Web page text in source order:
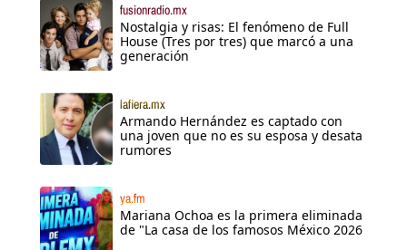
fusionradio.mx
Nostalgia y risas: El fenómeno de Full
House (Tres por tres) que marcó a una
generación
lafiera.mx
Armando Hernández es captado con
una joven que no es su esposa y desata
rumores
ya.fm
Mariana Ochoa es la primera eliminada
de "La casa de los famosos México 2026